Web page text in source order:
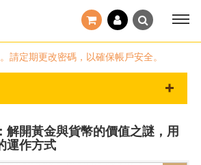
更改密碼，以確保帳戶安全。
解開黃金與貨幣的價值之謎，用
運作方式